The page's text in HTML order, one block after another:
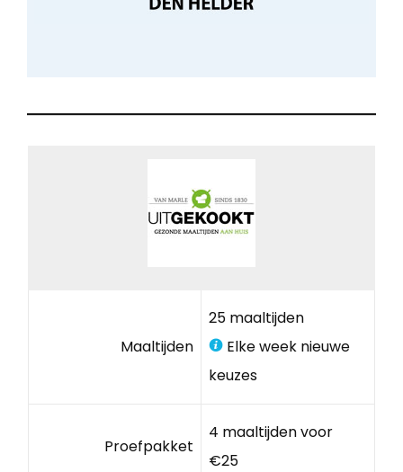
Maaltijden
25 maaltijden
Elke week nieuwe
keuzes
Proefpakket
4 maaltijden voor
€25